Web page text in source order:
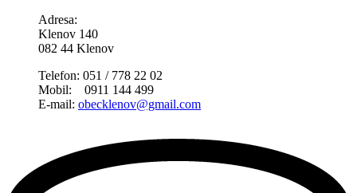
Adresa:
Klenov 140
082 44 Klenov
Telefon: 051 / 778 22 02
Mobil: 0911 144 499
E-mail: obecklenov@gmail.com